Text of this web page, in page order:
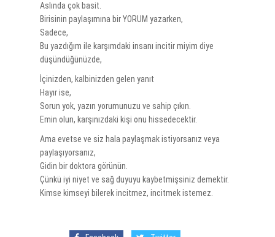
Aslında çok basit.
Birisinin paylaşımına bir YORUM yazarken,
Sadece,
Bu yazdığım ile karşımdaki insanı incitir miyim diye
düşündüğünüzde,
İçinizden, kalbinizden gelen yanıt
Hayır ise,
Sorun yok, yazın yorumunuzu ve sahip çıkın.
Emin olun, karşınızdaki kişi onu hissedecektir.
Ama evetse ve siz hala paylaşmak istiyorsanız veya
paylaşıyorsanız,
Gidin bir doktora görünün.
Çünkü iyi niyet ve sağ duyuyu kaybetmişsiniz demektir.
Kimse kimseyi bilerek incitmez, incitmek istemez.